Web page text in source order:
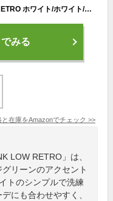
[ナイキ] ダンク ロー レトロ DUNK LOW RETRO ホワイト/ホワイト/ビンテージグリーン DV0833-111 24.0cm
みる
と在庫をAmazonでチェック >>
LOW RETRO」は、
リーンのアクセント
トのシンプルで洗練
にも合わせやすく、